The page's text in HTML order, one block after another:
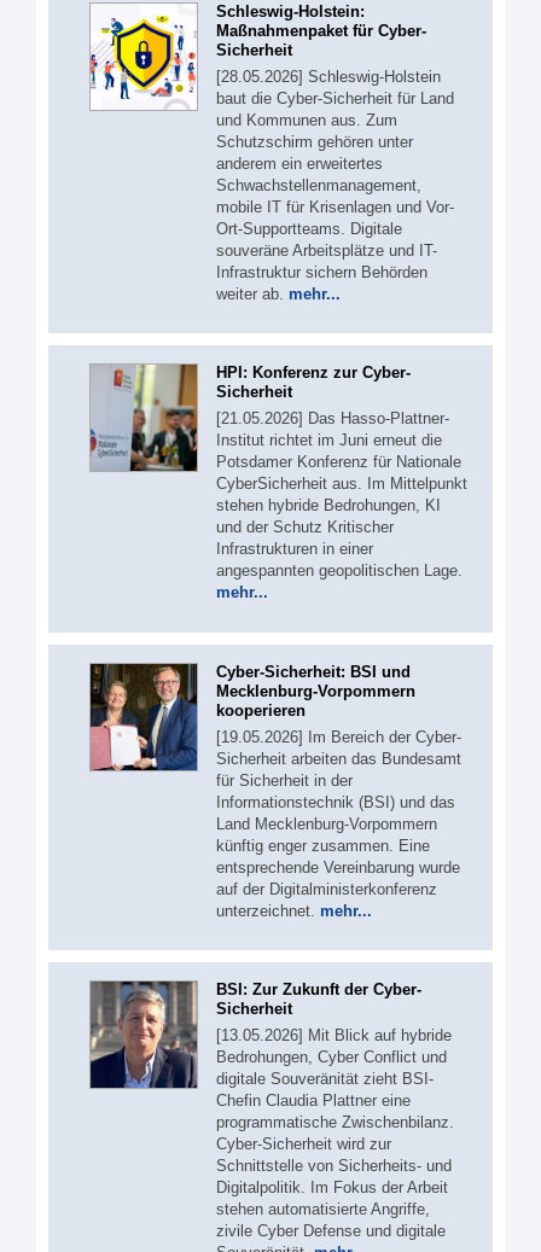
Schleswig-Holstein:
Maßnahmenpaket für Cyber-
Sicherheit
[28.05.2026] Schleswig-Holstein
baut die Cyber-Sicherheit für Land
und Kommunen aus. Zum
Schutzschirm gehören unter
anderem ein erweitertes
Schwachstellenmanagement,
mobile IT für Krisenlagen und Vor-
Ort-Supportteams. Digitale
souveräne Arbeitsplätze und IT-
Infrastruktur sichern Behörden
weiter ab. mehr...
HPI: Konferenz zur Cyber-
Sicherheit
[21.05.2026] Das Hasso-Plattner-
Institut richtet im Juni erneut die
Potsdamer Konferenz für Nationale
CyberSicherheit aus. Im Mittelpunkt
stehen hybride Bedrohungen, KI
und der Schutz Kritischer
Infrastrukturen in einer
angespannten geopolitischen Lage.
mehr...
Cyber-Sicherheit: BSI und
Mecklenburg-Vorpommern
kooperieren
[19.05.2026] Im Bereich der Cyber-
Sicherheit arbeiten das Bundesamt
für Sicherheit in der
Informationstechnik (BSI) und das
Land Mecklenburg-Vorpommern
künftig enger zusammen. Eine
entsprechende Vereinbarung wurde
auf der Digitalministerkonferenz
unterzeichnet. mehr...
BSI: Zur Zukunft der Cyber-
Sicherheit
[13.05.2026] Mit Blick auf hybride
Bedrohungen, Cyber Conflict und
digitale Souveränität zieht BSI-
Chefin Claudia Plattner eine
programmatische Zwischenbilanz.
Cyber-Sicherheit wird zur
Schnittstelle von Sicherheits- und
Digitalpolitik. Im Fokus der Arbeit
stehen automatisierte Angriffe,
zivile Cyber Defense und digitale